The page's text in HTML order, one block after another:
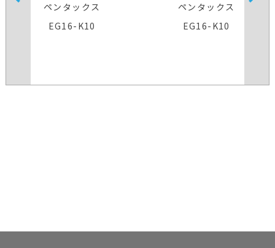
ペンタックス
EG16-K10
ペンタックス
EG16-K10